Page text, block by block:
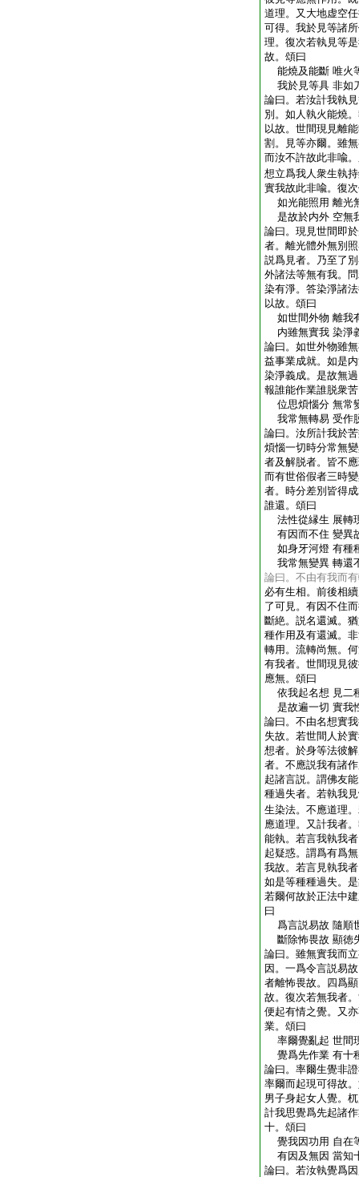
道理。又大地虚空
可得。我於見等諸
理。復次若執見等
故。頌曰
能燒及能斷 唯火
我於見等具 非如
論曰。若汝計我執
別。如人執火能燒
以故。世間現見離
割。見等亦爾。雖
而汝不許故此非喩
想立爲我人衆生執
實我故此非喩。復
如光能照用 離光
是故於内外 空無
論曰。現見世間即
者。離光體外無別
説爲見者。乃至了
外諸法等無有我。
染有淨。答染淨諸
以故。頌曰
如世間外物 離我
内雖無實我 染淨
論曰。如世外物雖
益事業成就。如是
染淨義成。是故無
報誰能作業誰脱衆
位思煩惱分 無常
我常無轉易 受作
論曰。汝所計我於
煩惱一切時分常無
者及解脱者。皆不
而有世俗假者三時
者。時分差別皆得
誰還。頌曰
法性從縁生 展轉
有因而不住 變異
如身牙河燈 有種
我常無變異 轉還
論曰。不由有我而
必有生相。前後相
了可見。有因不住
斷絶。説名還滅。
種作用及有還滅。
轉用。流轉尚無。
有我者。世間現見
應無。頌曰
依我起名想 見二
是故遍一切 實我
論曰。不由名想實
失故。若世間人於
想者。於身等法彼
者。不應説我有諸
起諸言説。謂佛友
種過失者。若執我
生染法。不應道理
應道理。又計我者
能執。若言我執我
起疑惑。謂爲有爲
我故。若言見執我
如是等種種過失。
若爾何故於正法中
曰
爲言説易故 隨順
斷除怖畏故 顯徳
論曰。雖無實我而
因。一爲令言説易
者離怖畏故。四爲
故。復次若無我者
便起有情之覺。又
業。頌曰
率爾覺亂起 世間
覺爲先作業 有十
論曰。率爾生覺非
率爾而起現可得故
男子身起女人覺。
計我思覺爲先起諸
十。頌曰
覺我因功用 自在
有因及無因 當知
論曰。若汝執覺爲